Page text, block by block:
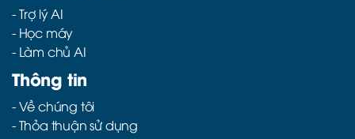
-Trợ lý AI
- Học máy
- Làm chủ AI
Thông tin
- Về chúng tôi
- Thỏa thuận sử dụng